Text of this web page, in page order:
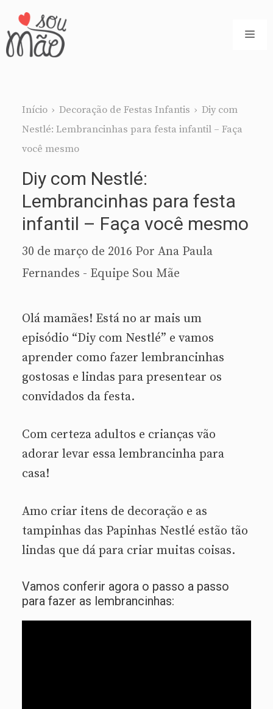
Pular
para
Início › Decoração de Festas Infantis › Diy com
Nestlé: Lembrancinhas para festa infantil – Faça
você mesmo
Diy com Nestlé:
Lembrancinhas para festa
infantil – Faça você mesmo
30 de março de 2016 Por Ana Paula
Fernandes - Equipe Sou Mãe
Olá mamães! Está no ar mais um
episódio “Diy com Nestlé” e vamos
aprender como fazer lembrancinhas
gostosas e lindas para presentear os
convidados da festa.
Com certeza adultos e crianças vão
adorar levar essa lembrancinha para
casa!
Amo criar itens de decoração e as
tampinhas das Papinhas Nestlé estão tão
lindas que dá para criar muitas coisas.
Vamos conferir agora o passo a passo
para fazer as lembrancinhas: